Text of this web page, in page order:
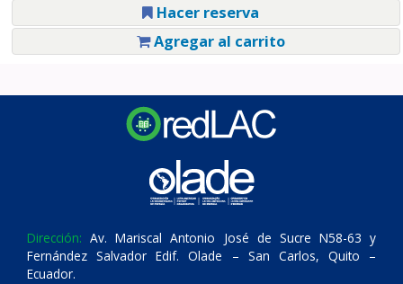
Hacer reserva
Agregar al carrito
Dirección: Av. Mariscal Antonio José de Sucre N58-63 y
Fernández Salvador Edif. Olade – San Carlos, Quito –
Ecuador.